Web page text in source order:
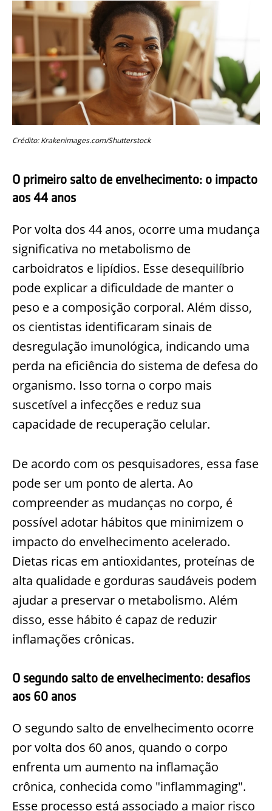
Crédito: Krakenimages.com/Shutterstock
O primeiro salto de envelhecimento: o impacto
aos 44 anos
Por volta dos 44 anos, ocorre uma mudança
significativa no metabolismo de
carboidratos e lipídios. Esse desequilíbrio
pode explicar a dificuldade de manter o
peso e a composição corporal. Além disso,
os cientistas identificaram sinais de
desregulação imunológica, indicando uma
perda na eficiência do sistema de defesa do
organismo. Isso torna o corpo mais
suscetível a infecções e reduz sua
capacidade de recuperação celular.
De acordo com os pesquisadores, essa fase
pode ser um ponto de alerta. Ao
compreender as mudanças no corpo, é
possível adotar hábitos que minimizem o
impacto do envelhecimento acelerado.
Dietas ricas em antioxidantes, proteínas de
alta qualidade e gorduras saudáveis podem
ajudar a preservar o metabolismo. Além
disso, esse hábito é capaz de reduzir
inflamações crônicas.
O segundo salto de envelhecimento: desafios
aos 60 anos
O segundo salto de envelhecimento ocorre
por volta dos 60 anos, quando o corpo
enfrenta um aumento na inflamação
crônica, conhecida como "inflammaging".
Esse processo está associado a maior risco